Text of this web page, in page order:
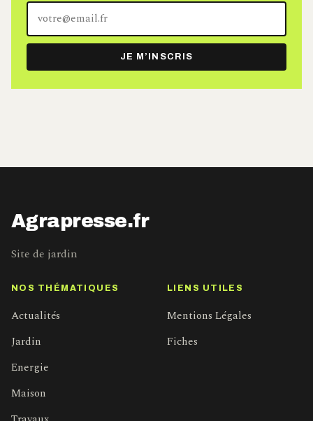
Votre
adresse
e-
mail
JE M’INSCRIS
Agrapresse.fr
Site de jardin
NOS THÉMATIQUES
Actualités
Jardin
Energie
Maison
LIENS UTILES
Mentions Légales
Fiches